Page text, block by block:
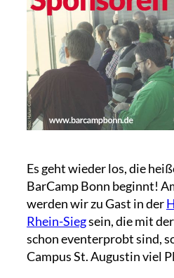
Es geht wieder los, die
BarCamp Bonn beginnt!
werden wir zu Gast in der
Rhein-Siegsein, die mit der
schon eventerprobt sind,
Campus St. Augustin viel